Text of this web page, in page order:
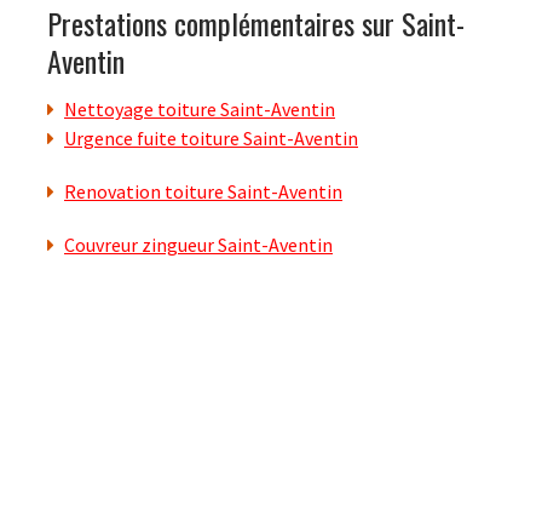
Prestations complémentaires sur Saint-
Aventin
Nettoyage toiture Saint-Aventin
Urgence fuite toiture Saint-Aventin
Renovation toiture Saint-Aventin
Couvreur zingueur Saint-Aventin